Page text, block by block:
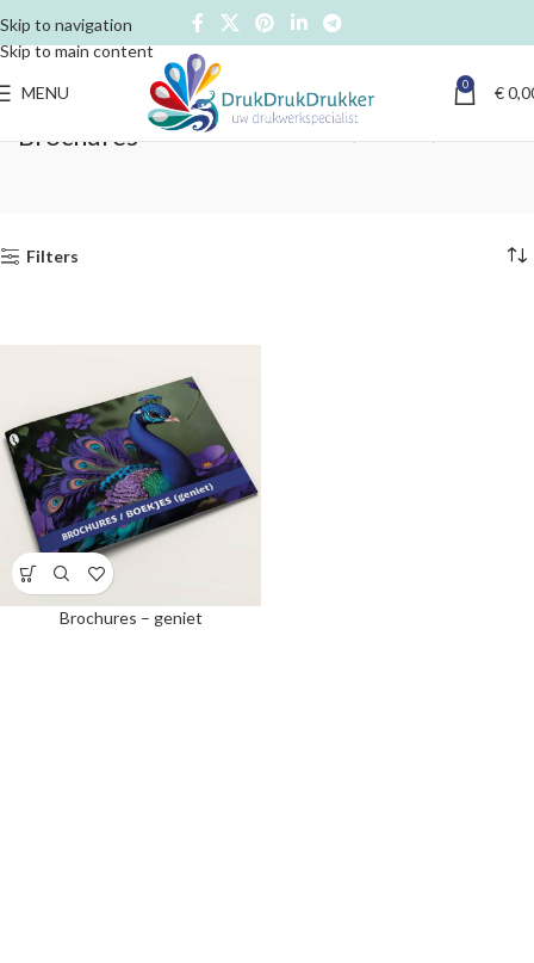
Skip to navigation
Skip to main content
MENU 0 €
Brochures
Filters
Brochures – geniet